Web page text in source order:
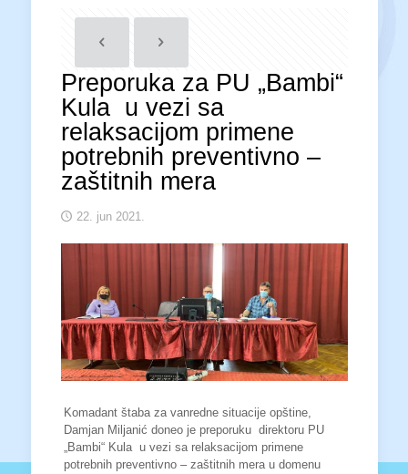
Preporuka za PU „Bambi“
Kula u vezi sa
relaksacijom primene
potrebnih preventivno –
zaštitnih mera
22. jun 2021.
Komadant štaba za vanredne situacije opštine,
Damjan Miljanić doneo je preporuku direktoru PU
„Bambi“ Kula u vezi sa relaksacijom primene
potrebnih preventivno – zaštitnih mera u domenu